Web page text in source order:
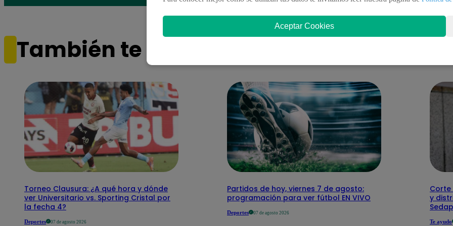
También te puede interesar
Torneo Clausura: ¿A qué hora y dónde
ver Universitario vs. Sporting Cristal por
la fecha 4?
Deportes 07 de agosto 2026
Partidos de hoy, viernes 7 de agosto:
programación para ver fútbol EN VIVO
Deportes 07 de agosto 2026
Corte
y
Te ayudo
Aceptar Cookies